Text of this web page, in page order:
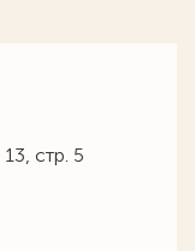
стр. 5